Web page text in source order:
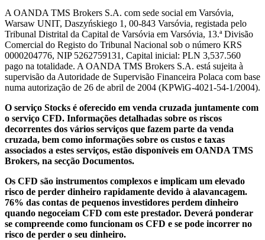
A OANDA TMS Brokers S.A. com sede social em Varsóvia,
Warsaw UNIT, Daszyńskiego 1, 00-843 Varsóvia, registada pelo
Tribunal Distrital da Capital de Varsóvia em Varsóvia, 13.ª Divisão
Comercial do Registo do Tribunal Nacional sob o número KRS
0000204776, NIP 5262759131, Capital inicial: PLN 3,537.560
pago na totalidade. A OANDA TMS Brokers S.A. está sujeita à
supervisão da Autoridade de Supervisão Financeira Polaca com base
numa autorização de 26 de abril de 2004 (KPWiG-4021-54-1/2004).
O serviço Stocks é oferecido em venda cruzada juntamente com
o serviço CFD. Informações detalhadas sobre os riscos
decorrentes dos vários serviços que fazem parte da venda
cruzada, bem como informações sobre os custos e taxas
associados a estes serviços, estão disponíveis em OANDA TMS
Brokers, na secção Documentos.
Os CFD são instrumentos complexos e implicam um elevado
risco de perder dinheiro rapidamente devido à alavancagem.
76% das contas de pequenos investidores perdem dinheiro
quando negoceiam CFD com este prestador. Deverá ponderar
se compreende como funcionam os CFD e se pode incorrer no
risco de perder o seu dinheiro.